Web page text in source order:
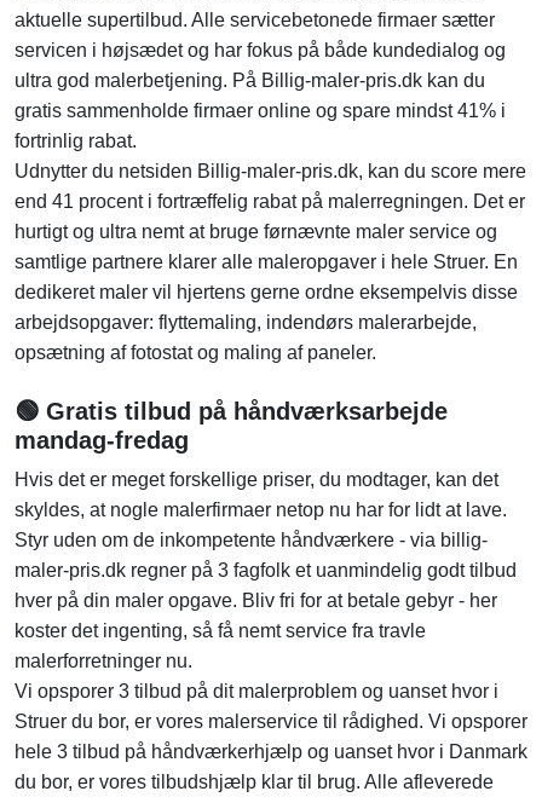
aktuelle supertilbud. Alle servicebetonede firmaer sætter
servicen i højsædet og har fokus på både kundedialog og
ultra god malerbetjening. På Billig-maler-pris.dk kan du
gratis sammenholde firmaer online og spare mindst 41% i
fortrinlig rabat.
Udnytter du netsiden Billig-maler-pris.dk, kan du score mere
end 41 procent i fortræffelig rabat på malerregningen. Det er
hurtigt og ultra nemt at bruge førnævnte maler service og
samtlige partnere klarer alle maleropgaver i hele Struer. En
dedikeret maler vil hjertens gerne ordne eksempelvis disse
arbejdsopgaver: flyttemaling, indendørs malerarbejde,
opsætning af fotostat og maling af paneler.
🟢 Gratis tilbud på håndværksarbejde
mandag-fredag
Hvis det er meget forskellige priser, du modtager, kan det
skyldes, at nogle malerfirmaer netop nu har for lidt at lave.
Styr uden om de inkompetente håndværkere - via billig-
maler-pris.dk regner på 3 fagfolk et uanmindelig godt tilbud
hver på din maler opgave. Bliv fri for at betale gebyr - her
koster det ingenting, så få nemt service fra travle
malerforretninger nu.
Vi opsporer 3 tilbud på dit malerproblem og uanset hvor i
Struer du bor, er vores malerservice til rådighed. Vi opsporer
hele 3 tilbud på håndværkerhjælp og uanset hvor i Danmark
du bor, er vores tilbudshjælp klar til brug. Alle afleverede